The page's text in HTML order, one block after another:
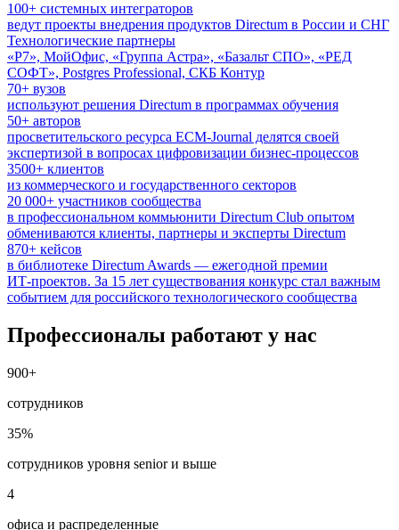
100+ системных интеграторов
ведут проекты внедрения продуктов Directum в России и СНГ
Технологические партнеры
«Р7», МойОфис, «Группа Астра», «Базальт СПО», «РЕД
СОФТ», Postgres Professional, СКБ Контур
70+ вузов
используют решения Directum в программах обучения
50+ авторов
просветительского ресурса ECM-Journal делятся своей
экспертизой в вопросах цифровизации бизнес-процессов
3500+ клиентов
из коммерческого и государственного секторов
20 000+ участников сообщества
в профессиональном коммьюнити Directum Club опытом
обмениваются клиенты, партнеры и эксперты Directum
870+ кейсов
в библиотеке Directum Awards — ежегодной премии
ИТ-проектов. За 15 лет существования конкурс стал важным
событием для российского технологического сообщества
Профессионалы работают у нас
900+
сотрудников
35%
сотрудников уровня senior и выше
4
офиса и распределенные